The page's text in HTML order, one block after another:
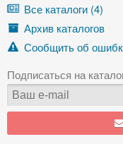
Все каталоги (4)
Архив каталогов
Сообщить об
Подписаться на